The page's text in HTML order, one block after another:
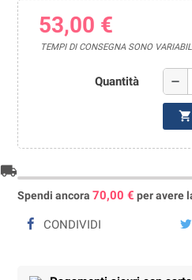
53,00 €
TEMPI DI CONSEGNA SONO
Quantità remove
shopping_cart
local_shipping
Spendi ancora 70,00 € per avere
CONDIVIDI